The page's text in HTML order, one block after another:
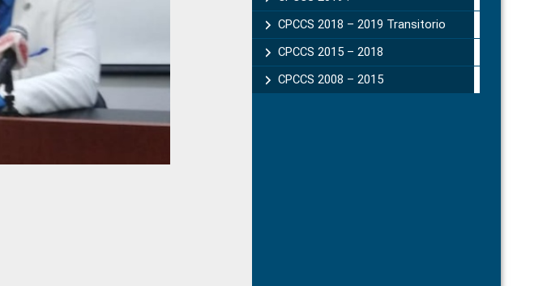
CPCCS 2018 – 2019 Transitorio
CPCCS 2015 – 2018
CPCCS 2008 – 2015